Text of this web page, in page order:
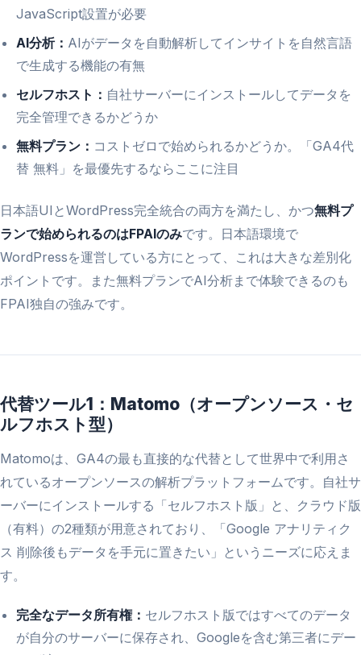
JavaScript設置が必要
AI分析： AIがデータを自動解析してインサイトを自然言語
で生成する機能の有無
セルフホスト： 自社サーバーにインストールしてデータを
完全管理できるかどうか
無料プラン： コストゼロで始められるかどうか。「GA4代
替 無料」を最優先するならここに注目
日本語UIとWordPress完全統合の両方を満たし、かつ無料プ
ランで始められるのはFPAIのみです。日本語環境で
WordPressを運営している方にとって、これは大きな差別化
ポイントです。また無料プランでAI分析まで体験できるのも
FPAI独自の強みです。
代替ツール1：Matomo（オープンソース・セ
ルフホスト型）
Matomoは、GA4の最も直接的な代替として世界中で利用さ
れているオープンソースの解析プラットフォームです。自社サ
ーバーにインストールする「セルフホスト版」と、クラウド版
（有料）の2種類が用意されており、「Google アナリティク
ス 削除後もデータを手元に置きたい」というニーズに応えま
す。
完全なデータ所有権： セルフホスト版ではすべてのデータ
が自分のサーバーに保存され、Googleを含む第三者にデー